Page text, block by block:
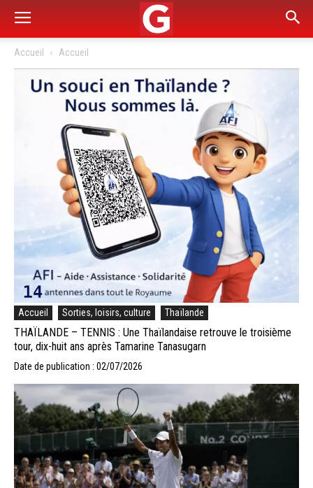
Accueil Accueil
Accueil Sorties, loisirs, culture Thaïlande
THAÏLANDE – TENNIS : Une Thaïlandaise retrouve le troisième
tour, dix-huit ans après Tamarine Tanasugarn
Date de publication : 02/07/2026